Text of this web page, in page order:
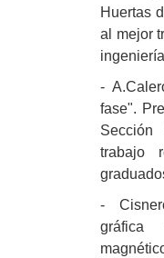
Huertas
al mejor
-
fase".
trabajo
-
gráfica